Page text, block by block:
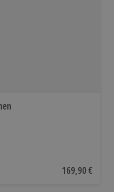
auf 3 BewertungenAktueller Preis
169,90 €